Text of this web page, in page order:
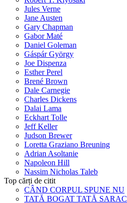
Jules Verne
Jane Austen
Gary Chapman
Gabor Maté
Daniel Goleman
Gáspár György
Joe Dispenza
Esther Perel
Brené Brown
Dale Carnegie
Charles Dickens
Dalai Lama
Eckhart Tolle
Jeff Keller
Judson Brewer
Loretta Graziano Breuning
Adrian Asoltanie
Napoleon Hill
Nassim Nicholas Taleb
Top cărți de citit
CÂND CORPUL SPUNE NU
TATĂ BOGAT TATĂ SARAC